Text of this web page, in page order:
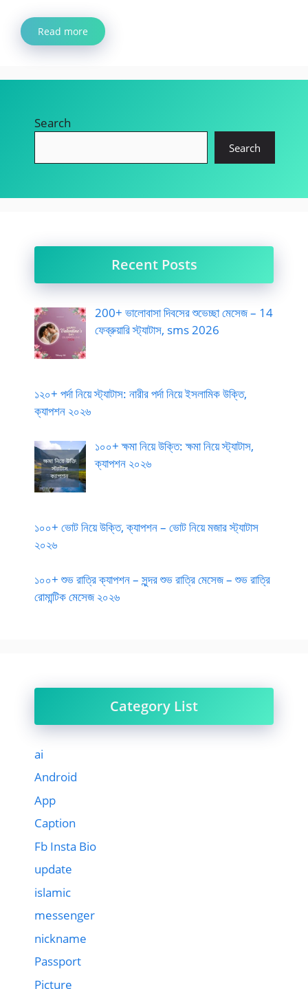
Read more
Search
Search
Recent Posts
200+ ভালোবাসা দিবসের শুভেচ্ছা মেসেজ – 14
ফেব্রুয়ারি স্ট্যাটাস, sms 2026
১২০+ পর্দা নিয়ে স্ট্যাটাস: নারীর পর্দা নিয়ে ইসলামিক উক্তি,
ক্যাপশন ২০২৬
১০০+ ক্ষমা নিয়ে উক্তি: ক্ষমা নিয়ে স্ট্যাটাস,
ক্যাপশন ২০২৬
১০০+ ভোট নিয়ে উক্তি, ক্যাপশন – ভোট নিয়ে মজার স্ট্যাটাস
২০২৬
১০০+ শুভ রাত্রি ক্যাপশন – সুন্দর শুভ রাত্রি মেসেজ – শুভ রাত্রি
রোমান্টিক মেসেজ ২০২৬
Category List
ai
Android
App
Caption
Fb Insta Bio
update
islamic
messenger
nickname
Passport
Picture